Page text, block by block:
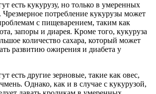
есть кукурузу, но только в умеренных
Чрезмерное потребление кукурузы может
с пищеварением, таким как
запоры и диарея. Кроме того, кукуруза
количество сахара, который может
развитию ожирения и диабета у
есть другие зерновые, такие как овес,
Однако, как и в случае с кукурузой,